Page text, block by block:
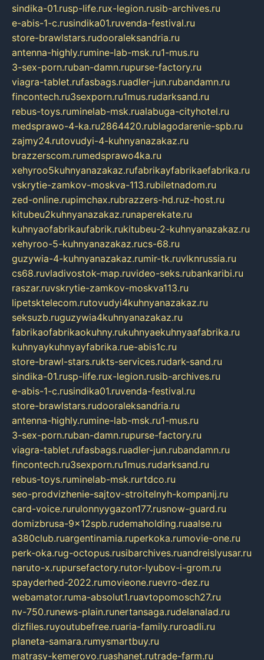
sindika-01.rusp-life.rux-legion.rusib-archives.ru
e-abis-1-c.rusindika01.ruvenda-festival.ru
store-brawlstars.rudooraleksandria.ru
antenna-highly.rumine-lab-msk.ru1-mus.ru
3-sex-porn.ruban-damn.rupurse-factory.ru
viagra-tablet.rufasbags.ruadler-jun.rubandamn.ru
fincontech.ru3sexporn.ru1mus.rudarksand.ru
rebus-toys.ruminelab-msk.rualabuga-cityhotel.ru
medsprawo-4-ka.ru2864420.rublagodarenie-spb.ru
zajmy24.rutovudyi-4-kuhnyanazakaz.ru
brazzerscom.rumedsprawo4ka.ru
xehyroo5kuhnyanazakaz.rufabrikayfabrikaefabrika.ru
vskrytie-zamkov-moskva-113.rubiletnadom.ru
zed-online.rupimchax.rubrazzers-hd.ruz-host.ru
kitubeu2kuhnyanazakaz.runaperekate.ru
kuhnyaofabrikaufabrik.rukitubeu-2-kuhnyanazakaz.ru
xehyroo-5-kuhnyanazakaz.rucs-68.ru
guzywia-4-kuhnyanazakaz.rumir-tk.ruvlknrussia.ru
cs68.ruvladivostok-map.ruvideo-seks.rubankaribi.ru
raszar.ruvskrytie-zamkov-moskva113.ru
lipetsktelecom.rutovudyi4kuhnyanazakaz.ru
seksuzb.ruguzywia4kuhnyanazakaz.ru
fabrikaofabrikaokuhny.rukuhnyaekuhnyaafabrika.ru
kuhnyaykuhnyayfabrika.rue-abis1c.ru
store-brawl-stars.rukts-services.rudark-sand.ru
sindika-01.rusp-life.rux-legion.rusib-archives.ru
e-abis-1-c.rusindika01.ruvenda-festival.ru
store-brawlstars.rudooraleksandria.ru
antenna-highly.rumine-lab-msk.ru1-mus.ru
3-sex-porn.ruban-damn.rupurse-factory.ru
viagra-tablet.rufasbags.ruadler-jun.rubandamn.ru
fincontech.ru3sexporn.ru1mus.rudarksand.ru
rebus-toys.ruminelab-msk.rurtdco.ru
seo-prodvizhenie-sajtov-stroitelnyh-kompanij.ru
card-voice.rurulonnyygazon177.rusnow-guard.ru
domizbrusa-9x12spb.rudemaholding.ruaalse.ru
a380club.ruargentinamia.ruperkoka.rumovie-one.ru
perk-oka.rug-octopus.rusibarchives.ruandreislyusar.ru
naruto-x.rupursefactory.rutor-lyubov-i-grom.ru
spayderhed-2022.rumovieone.ruevro-dez.ru
webamator.ruma-absolut1.ruavtopomosch27.ru
nv-750.runews-plain.runertansaga.rudelanalad.ru
dizfiles.ruyoutubefree.ruaria-family.ruroadli.ru
planeta-samara.rumysmartbuy.ru
matrasy-kemerovo.ruashanet.rutrade-farm.ru